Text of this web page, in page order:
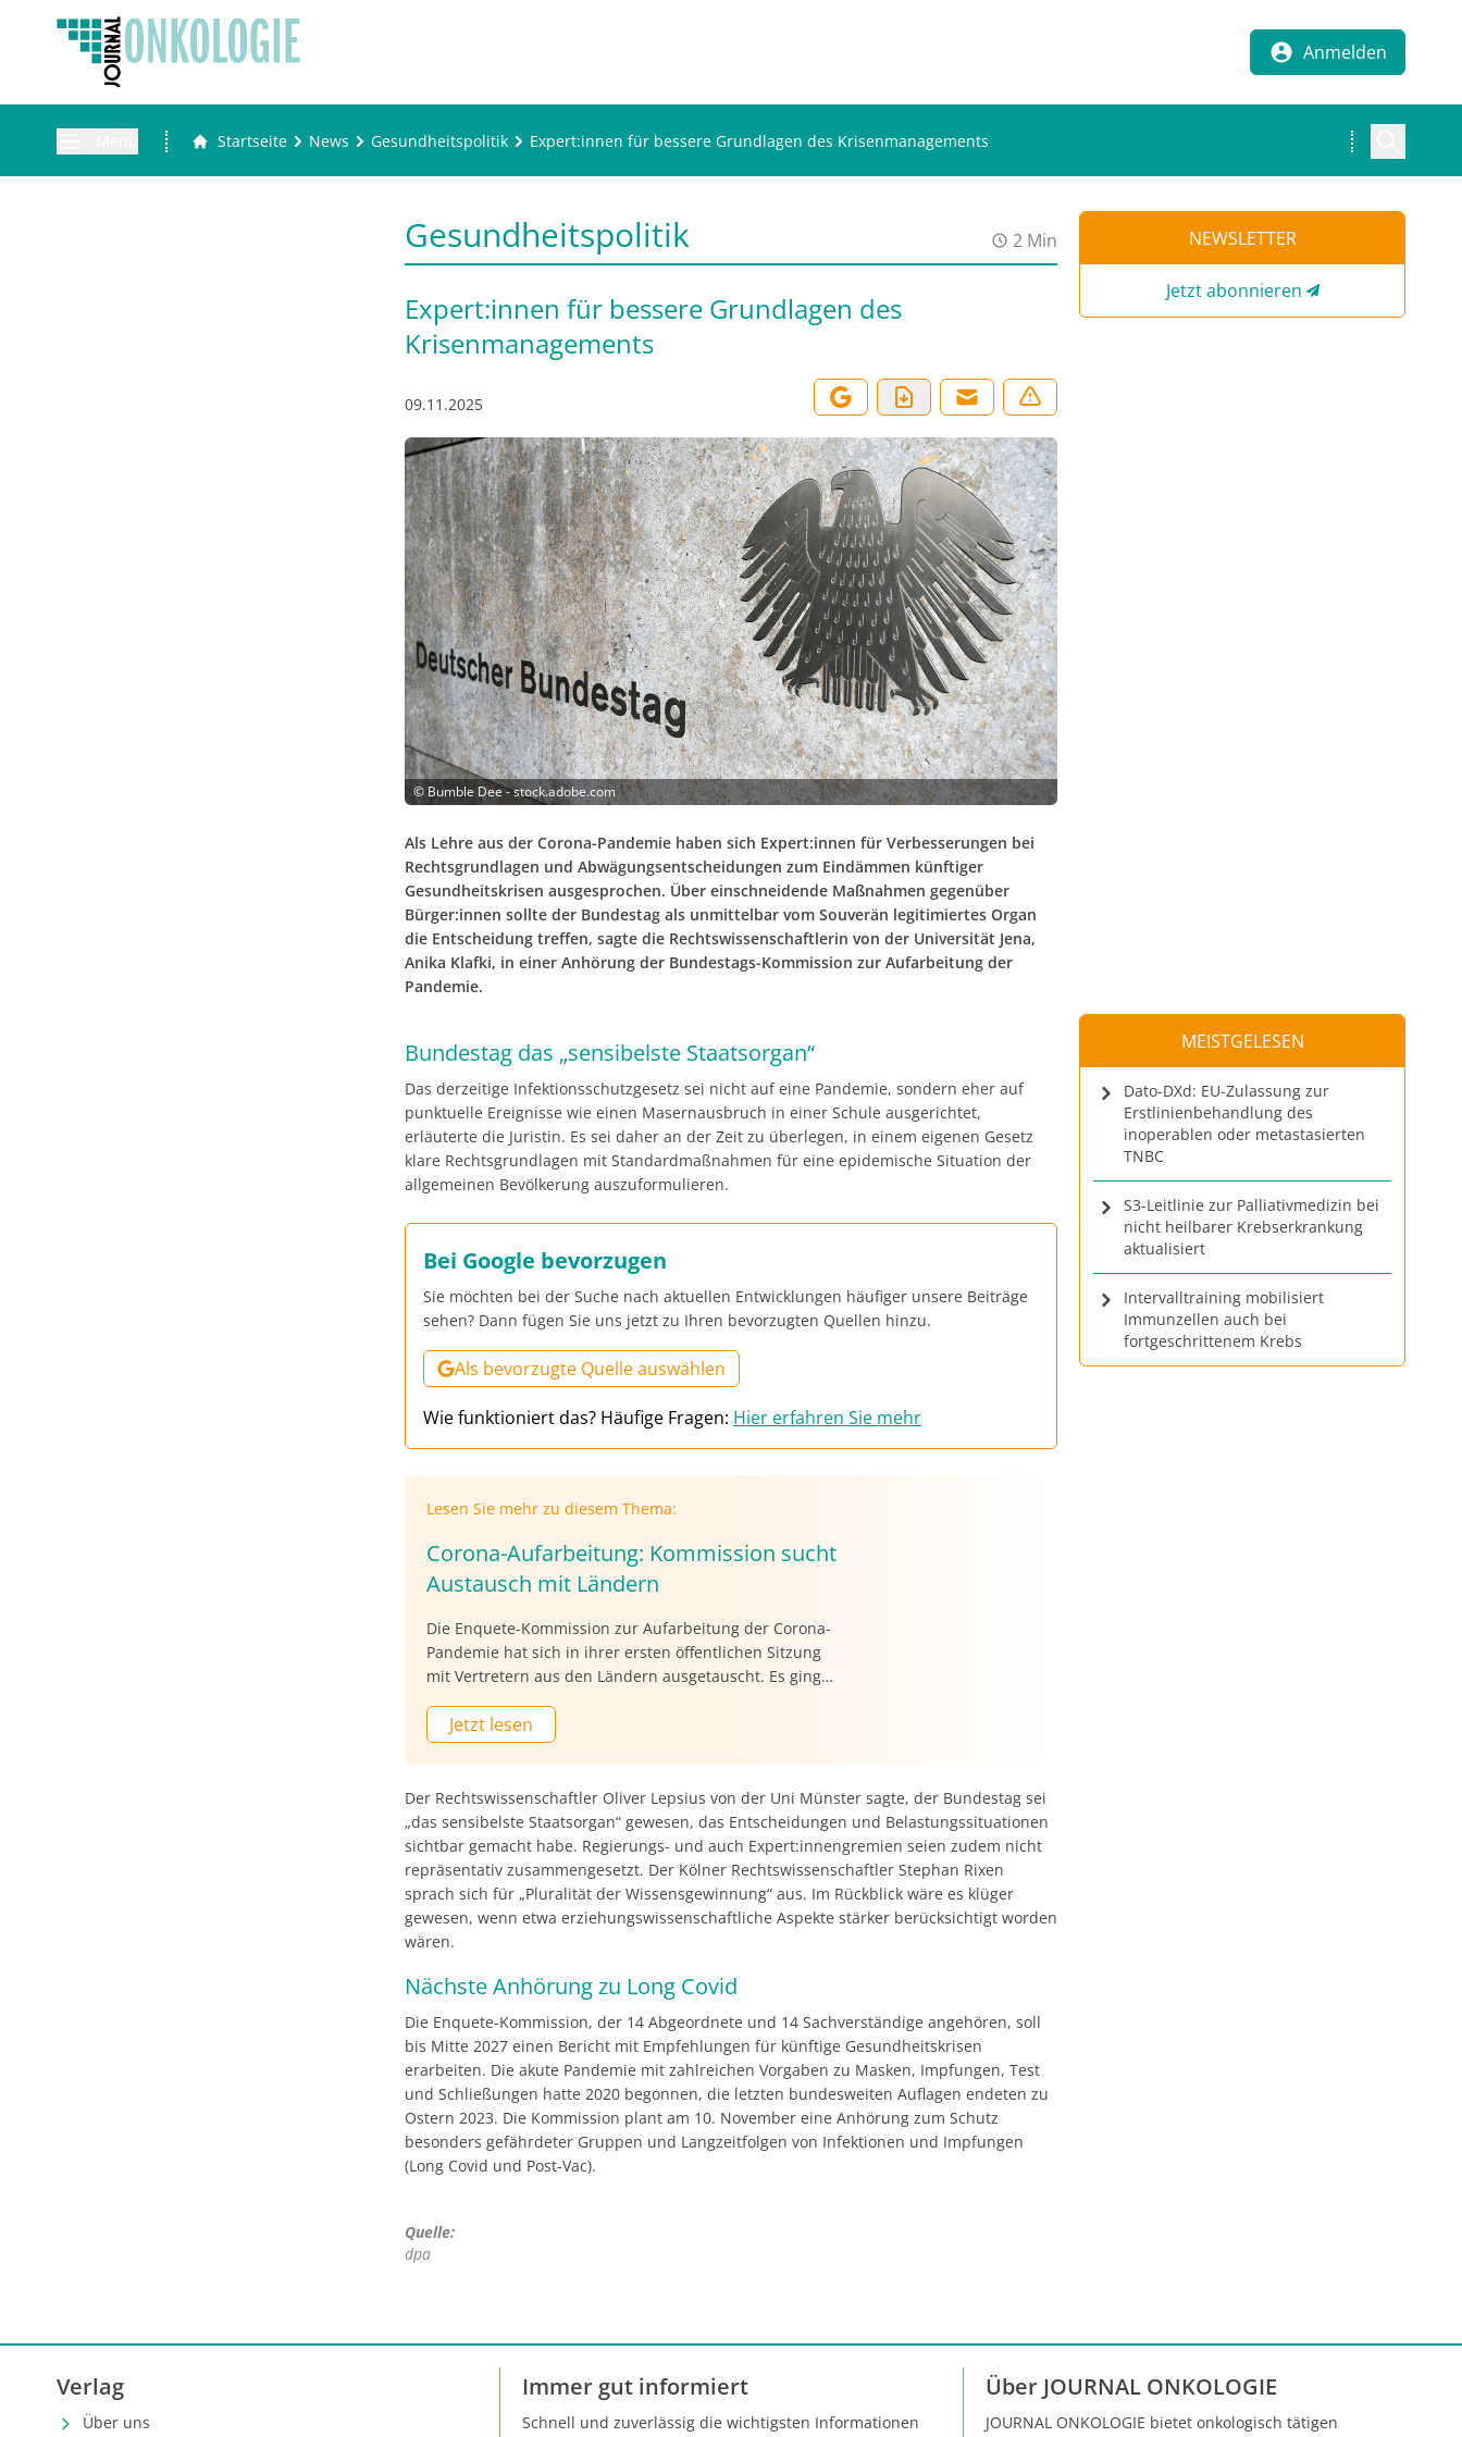
Anmelden
Startseite News Gesundheitspolitik Expert:innen für bessere Grundlagen des Krisenmanagements
Gesundheitspolitik 2 Min
Expert:innen für bessere Grundlagen des
Krisenmanagements
09.11.2025
© Bumble Dee - stock.adobe.com
Als Lehre aus der Corona-Pandemie haben sich Expert:innen für Verbesserungen bei
Rechtsgrundlagen und Abwägungsentscheidungen zum Eindämmen künftiger
Gesundheitskrisen ausgesprochen. Über einschneidende Maßnahmen gegenüber
Bürger:innen sollte der Bundestag als unmittelbar vom Souverän legitimiertes Organ
die Entscheidung treffen, sagte die Rechtswissenschaftlerin von der Universität Jena,
Anika Klafki, in einer Anhörung der Bundestags-Kommission zur Aufarbeitung der
Pandemie.
Bundestag das „sensibelste Staatsorgan“
Das derzeitige Infektionsschutzgesetz sei nicht auf eine Pandemie, sondern eher auf
punktuelle Ereignisse wie einen Masernausbruch in einer Schule ausgerichtet,
erläuterte die Juristin. Es sei daher an der Zeit zu überlegen, in einem eigenen Gesetz
klare Rechtsgrundlagen mit Standardmaßnahmen für eine epidemische Situation der
allgemeinen Bevölkerung auszuformulieren.
Bei Google bevorzugen
Sie möchten bei der Suche nach aktuellen Entwicklungen häufiger unsere Beiträge
sehen? Dann fügen Sie uns jetzt zu Ihren bevorzugten Quellen hinzu.
Als bevorzugte Quelle auswählen
Wie funktioniert das? Häufige Fragen: Hier erfahren Sie mehr
Lesen Sie mehr zu diesem Thema:
Corona-Aufarbeitung: Kommission sucht
Austausch mit Ländern
Die Enquete-Kommission zur Aufarbeitung der Corona-
Pandemie hat sich in ihrer ersten öffentlichen Sitzung
mit Vertretern aus den Ländern ausgetauscht. Es ging
Länderebene, auf der es ähnliche Kommissionen und
Ausschüsse gibt. Die Vorsitzende Franziska
zu bekommen, sagte sie vor der Sitzung. „Ich glaube,
wir können lernen, welchen Fokus sie gelegt haben.“
Jetzt lesen
Der Rechtswissenschaftler Oliver Lepsius von der Uni Münster sagte, der Bundestag sei
„das sensibelste Staatsorgan“ gewesen, das Entscheidungen und Belastungssituationen
sichtbar gemacht habe. Regierungs- und auch Expert:innengremien seien zudem nicht
repräsentativ zusammengesetzt. Der Kölner Rechtswissenschaftler Stephan Rixen
sprach sich für „Pluralität der Wissensgewinnung“ aus. Im Rückblick wäre es klüger
gewesen, wenn etwa erziehungswissenschaftliche Aspekte stärker berücksichtigt worden
wären.
Nächste Anhörung zu Long Covid
Die Enquete-Kommission, der 14 Abgeordnete und 14 Sachverständige angehören, soll
bis Mitte 2027 einen Bericht mit Empfehlungen für künftige Gesundheitskrisen
erarbeiten. Die akute Pandemie mit zahlreichen Vorgaben zu Masken, Impfungen, Test
und Schließungen hatte 2020 begonnen, die letzten bundesweiten Auflagen endeten zu
Ostern 2023. Die Kommission plant am 10. November eine Anhörung zum Schutz
besonders gefährdeter Gruppen und Langzeitfolgen von Infektionen und Impfungen
(Long Covid und Post-Vac).
Quelle:
dpa
NEWSLETTER
Jetzt abonnieren
MEISTGELESEN
Dato-DXd: EU-Zulassung zur
Erstlinienbehandlung des
inoperablen oder metastasierten
TNBC
S3-Leitlinie zur Palliativmedizin bei
nicht heilbarer Krebserkrankung
aktualisiert
Intervalltraining mobilisiert
Immunzellen auch bei
fortgeschrittenem Krebs
Verlag
Über uns
Immer gut informiert
Schnell und zuverlässig die wichtigsten Informationen
Über JOURNAL ONKOLOGIE
JOURNAL ONKOLOGIE bietet onkologisch tätigen